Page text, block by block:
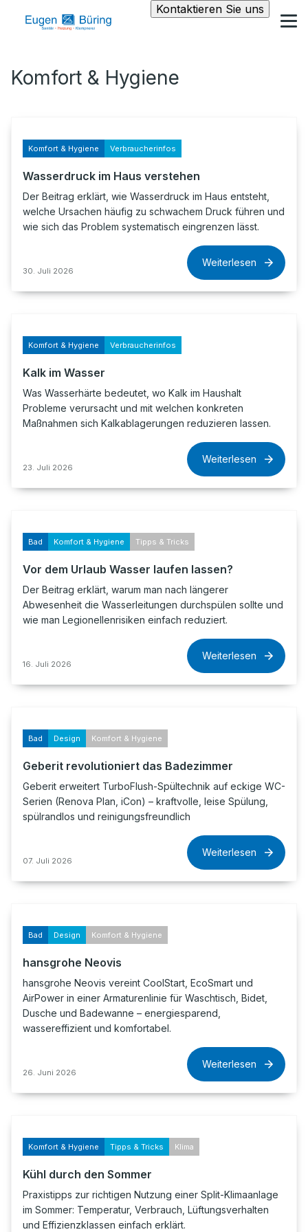
Kontaktieren Sie uns
Komfort & Hygiene
Komfort & Hygiene Verbraucherinfos
Wasserdruck im Haus verstehen
Der Beitrag erklärt, wie Wasserdruck im Haus entsteht,
welche Ursachen häufig zu schwachem Druck führen und
wie sich das Problem systematisch eingrenzen lässt.
30. Juli 2026
Weiterlesen
Komfort & Hygiene Verbraucherinfos
Kalk im Wasser
Was Wasserhärte bedeutet, wo Kalk im Haushalt
Probleme verursacht und mit welchen konkreten
Maßnahmen sich Kalkablagerungen reduzieren lassen.
23. Juli 2026
Weiterlesen
Bad Komfort & Hygiene Tipps & Tricks
Vor dem Urlaub Wasser laufen lassen?
Der Beitrag erklärt, warum man nach längerer
Abwesenheit die Wasserleitungen durchspülen sollte und
wie man Legionellenrisiken einfach reduziert.
16. Juli 2026
Weiterlesen
Bad Design Komfort & Hygiene
Geberit revolutioniert das Badezimmer
Geberit erweitert TurboFlush-Spültechnik auf eckige WC-
Serien (Renova Plan, iCon) – kraftvolle, leise Spülung,
spülrandlos und reinigungsfreundlich
07. Juli 2026
Weiterlesen
Bad Design Komfort & Hygiene
hansgrohe Neovis
hansgrohe Neovis vereint CoolStart, EcoSmart und
AirPower in einer Armaturenlinie für Waschtisch, Bidet,
Dusche und Badewanne – energiesparend,
wassereffizient und komfortabel.
26. Juni 2026
Weiterlesen
Komfort & Hygiene Tipps & Tricks Klima
Kühl durch den Sommer
Praxistipps zur richtigen Nutzung einer Split-Klimaanlage
im Sommer: Temperatur, Verbrauch, Lüftungsverhalten
und Effizienzklassen einfach erklärt.